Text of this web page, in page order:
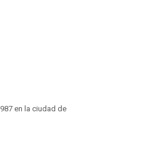
en la ciudad de